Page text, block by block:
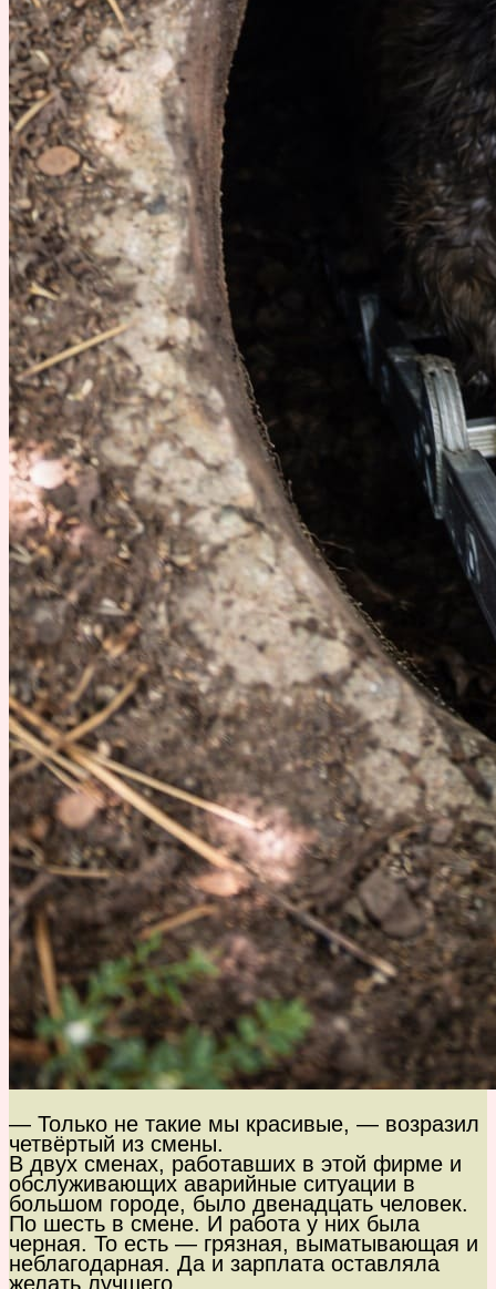
— Только не такие мы красивые, — возразил
четвёртый из смены.
В двух сменах, работавших в этой фирме и
обслуживающих аварийные ситуации в
большом городе, было двенадцать человек.
По шесть в смене. И работа у них была
черная. То есть — грязная, выматывающая и
неблагодарная. Да и зарплата оставляла
желать лучшего.